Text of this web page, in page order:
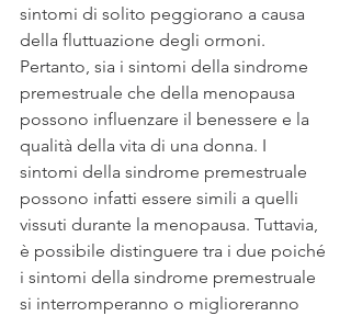
sintomi di solito peggiorano a causa
della fluttuazione degli ormoni.
Pertanto, sia i sintomi della sindrome
premestruale che della menopausa
possono influenzare il benessere e la
qualità della vita di una donna. I
sintomi della sindrome premestruale
possono infatti essere simili a quelli
vissuti durante la menopausa. Tuttavia,
è possibile distinguere tra i due poiché
i sintomi della sindrome premestruale
si interromperanno o miglioreranno